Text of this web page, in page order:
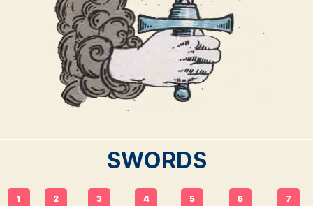
SWORDS
1 2 3 4 5 6 7